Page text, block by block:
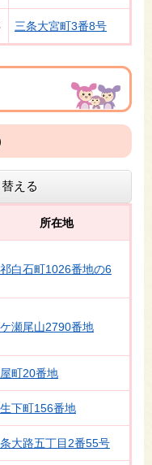
三条大宮町3番8号
える
所在地
白石町1026番地の6
ケ瀬尾山2790番地
町20番地
下町156番地
大路五丁目2番55号